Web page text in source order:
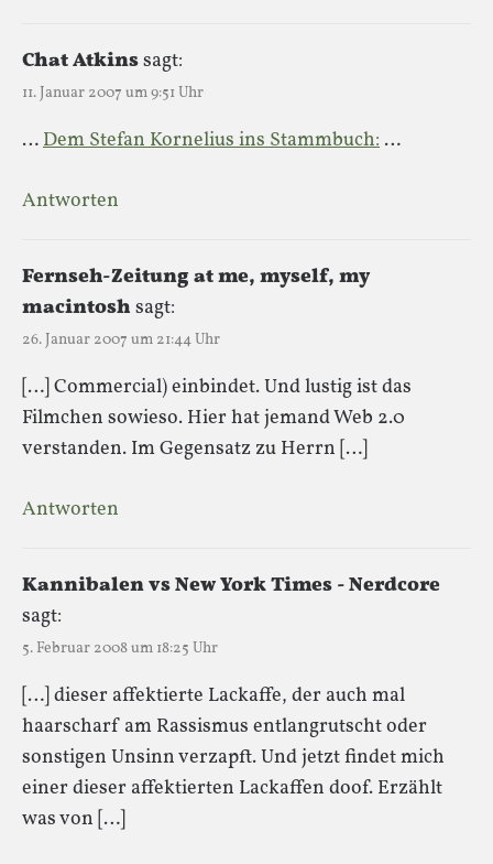
Chat Atkinssagt:
11. Januar 2007 um 9:51 Uhr
…Dem Stefan Kornelius ins Stammbuch: …
Antworten
Fernseh-Zeitung at me, myself, my
macintosh sagt:
26. Januar 2007 um 21:44 Uhr
[…] Commercial) einbindet. Und lustig ist das
Filmchen sowieso. Hier hat jemand Web 2.0
verstanden. Im Gegensatz zu Herrn […]
Antworten
Kannibalen vs New York Times - Nerdcore
sagt:
5. Februar 2008 um 18:25 Uhr
[…] dieser affektierte Lackaffe, der auch mal
haarscharf am Rassismus entlangrutscht oder
sonstigen Unsinn verzapft. Und jetzt findet mich
einer dieser affektierten Lackaffen doof. Erzählt
was von […]